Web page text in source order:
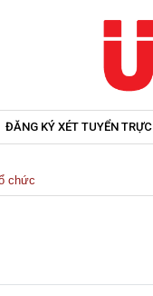
ĐĂNG KÝ XÉT TUYỂN
chức